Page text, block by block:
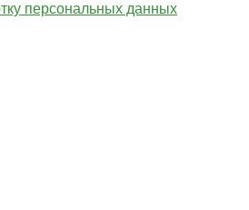
персональных данных